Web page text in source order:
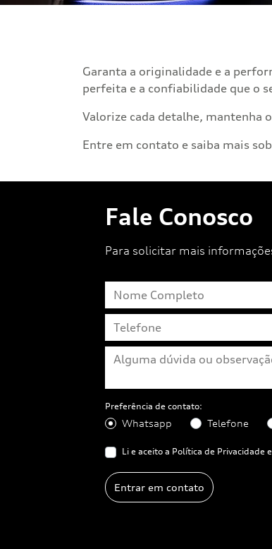
Garanta a originalidade e a
perfeita e a confiabilidade que o
Valorize cada detalhe, mantenha
Entre em contato e saiba mais
Fale Conosco
Para solicitar mais
Preferência de contato:
Whatsapp Telefone
Li e aceito a Política de Privacidade
Entrar em contato